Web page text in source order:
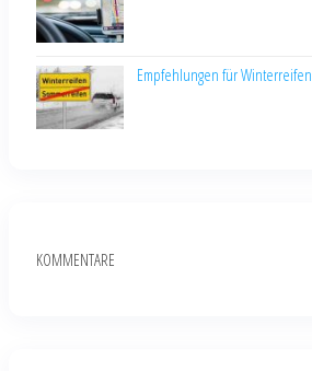
Empfehlungen für Winterreifen
KOMMENTARE